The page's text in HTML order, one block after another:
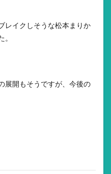
レイクしそうな松本まりか
。
展開もそうですが、今後の